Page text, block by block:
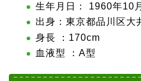
生年月日： 1960年10
出身：東京都品川区大
身長 ：170cm
血液型 ：A型